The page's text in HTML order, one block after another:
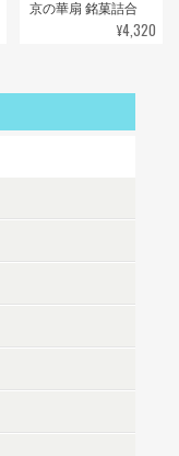
京の華扇 銘菓詰合
¥4,320